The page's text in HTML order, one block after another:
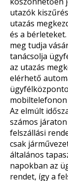
utazók
utazás
és a
meg tudja
tanácsolja
az utazás
elérhető
mobiltelefonon
Az elmúlt
számos
felszállási
csak
általános
napokban az
rendet, így a